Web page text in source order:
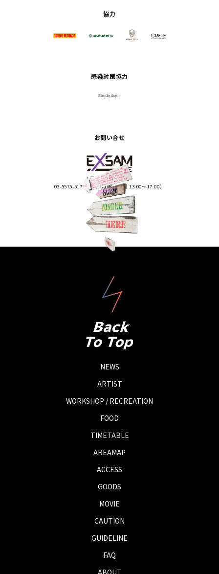
協力
感染対策協力
お問い合せ
ライブエグザム
03-5575-5170（平日 月曜・火曜 13:00〜17:00）
NEWS
ARTIST
WORKSHOP / RECREATION
FOOD
TIMETABLE
AREAMAP
ACCESS
GOODS
MOVIE
CAUTION
GUIDELINE
FAQ
ABOUT